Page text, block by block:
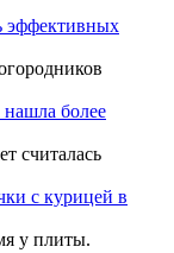
эффективных
более
считалась
с курицей в
у плиты.